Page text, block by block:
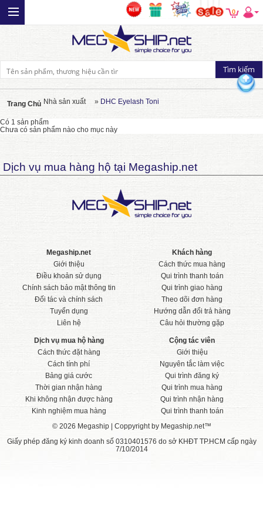
0
Trang Chủ Nhà sản xuất » DHC Eyelash Toni
Có 1 sản phẩm
Chưa có sản phẩm nào cho mục này
Dịch vụ mua hàng hộ tại Megaship.net
Megaship.net
Giới thiệu
Điều khoản sử dụng
Chính sách bảo mật thông tin
Đối tác và chính sách
Tuyển dụng
Liên hệ
Khách hàng
Cách thức mua hàng
Qui trình thanh toán
Qui trình giao hàng
Theo dõi đơn hàng
Hướng dẫn đổi trả hàng
Câu hỏi thường gặp
Dịch vụ mua hộ hàng
Cách thức đặt hàng
Cách tính phí
Bảng giá cước
Thời gian nhận hàng
Khi không nhận được hàng
Kinh nghiệm mua hàng
Cộng tác viên
Giới thiệu
Nguyên tắc làm việc
Qui trình đăng ký
Qui trình mua hàng
Qui trình nhận hàng
Qui trình thanh toán
© 2026 Megaship | Coppyright by Megaship.net™
Giấy phép đăng ký kinh doanh số 0310401576 do sở KHĐT TP.HCM cấp ngày
7/10/2014